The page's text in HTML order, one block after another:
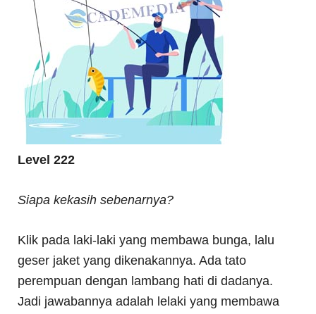
Level 222
Siapa kekasih sebenarnya?
Klik pada laki-laki yang membawa bunga, lalu
geser jaket yang dikenakannya. Ada tato
perempuan dengan lambang hati di dadanya.
Jadi jawabannya adalah lelaki yang membawa